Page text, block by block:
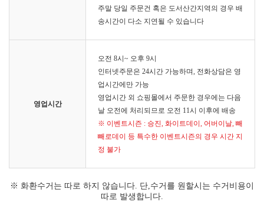
주말 당일 주문건 혹은 도서산간지역의 경우 배
송시간이 다소 지연될 수 있습니다
영업시간
오전 8시~ 오후 9시
인터넷주문은 24시간 가능하며, 전화상담은 영
업시간에만 가능
영업시간 외 쇼핑몰에서 주문한 경우에는 다음
날 오전에 처리되므로 오전 11시 이후에 배송
※ 이벤트시즌 : 승진, 화이트데이, 어버이날, 빼
빼로데이 등 특수한 이벤트시즌의 경우 시간 지
정 불가
※ 화환수거는 따로 하지 않습니다. 단,수거를 원할시는 수거비용이
따로 발생합니다.